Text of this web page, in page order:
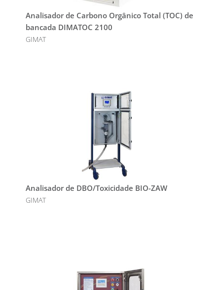
Analisador de Carbono Orgânico Total (TOC) de
bancada DIMATOC 2100
GIMAT
Analisador de DBO/Toxicidade BIO-ZAW
GIMAT